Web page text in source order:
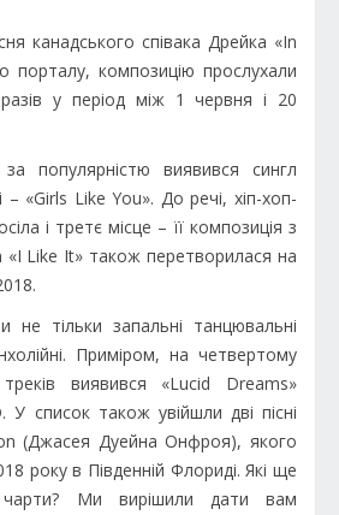
канадського співака Дрейка «In
порталу, композицію прослухали
у період між 1 червня і 20
популярністю виявився сингл
– «Girls Like You». До речі, хіп-хоп-
і третє місце – її композиція з
«I Like It» також перетворилася на
не тільки запальні танцювальні
Приміром, на четвертому
виявився «Lucid Dreams»
У список також увійшли дві пісні
(Джасея Дуейна Онфроя), якого
року в Південній Флориді. Які ще
чарти? Ми вирішили дати вам